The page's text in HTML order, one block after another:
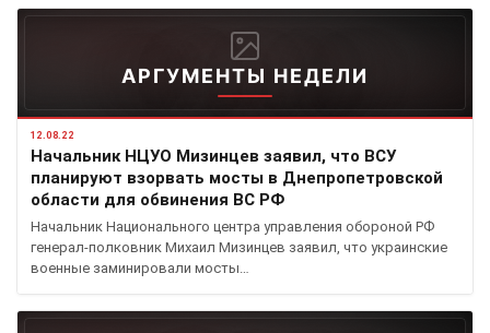
АРГУМЕНТЫ НЕДЕЛИ
12.08.22
Начальник НЦУО Мизинцев заявил, что ВСУ
планируют взорвать мосты в Днепропетровской
области для обвинения ВС РФ
Начальник Национального центра управления обороной РФ
генерал-полковник Михаил Мизинцев заявил, что украинские
военные заминировали мосты…